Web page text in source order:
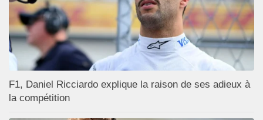
F1, Daniel Ricciardo explique la raison de ses adieux à
la compétition